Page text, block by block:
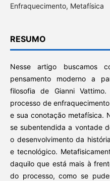
Enfraquecimento, Metafísica
RESUMO
Nesse artigo buscamos
pensamento moderno a
filosofia de Gianni
processo de
e sua conotação metafísica.
se subentendida a vontade
o desenvolvimento da
e tecnológico.
daquilo que está mais à
do processo, como se